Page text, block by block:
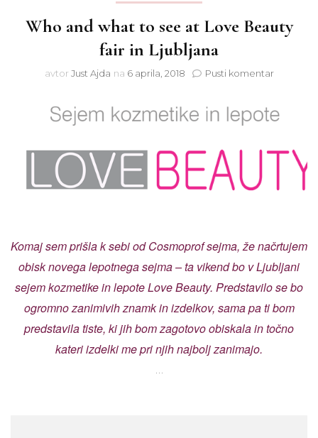
Who and what to see at Love Beauty
fair in Ljubljana
avtor Just Ajda na 6 aprila, 2018 Pusti komentarna
what
at
Komaj sem prišla k sebi od Cosmoprof sejma, že načrtujem
obisk novega lepotnega sejma – ta vikend bo v Ljubljani
sejem kozmetike in lepote Love Beauty. Predstavilo se bo
ogromno zanimivih znamk in izdelkov, sama pa ti bom
predstavila tiste, ki jih bom zagotovo obiskala in točno
kateri izdelki me pri njih najbolj zanimajo.